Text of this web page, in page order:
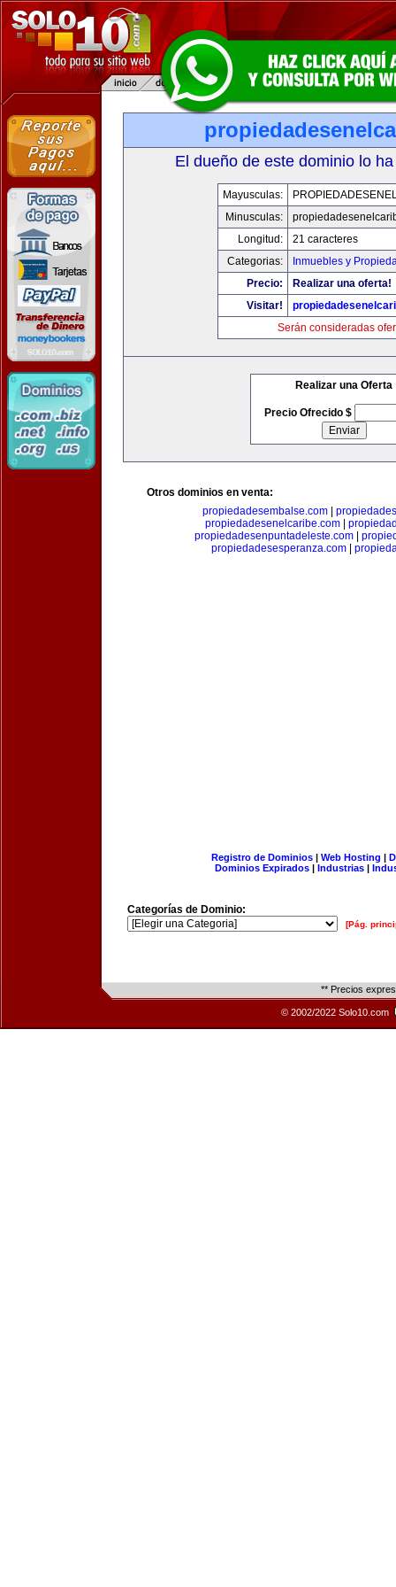
El dueño de este dominio lo
Mayusculas:
Minusculas:
Longitud:
21 caracteres
Categorias:
Inmuebles y
Precio:
Realizar una oferta!
Visitar!
Serán consideradas
Realizar una Oferta
Precio Ofrecido $
Otros dominios en venta:
propiedadesembalse.com|
propiedadesenelcaribe.com|
propiedadesenpuntadeleste.com
propiedadesesperanza.com
Registro de Dominios| Web Hosting |
Dominios Expirados | Industrias |
Categorías de Dominio:
[Pág.
** Precios
© 2002/2022 Solo10.com